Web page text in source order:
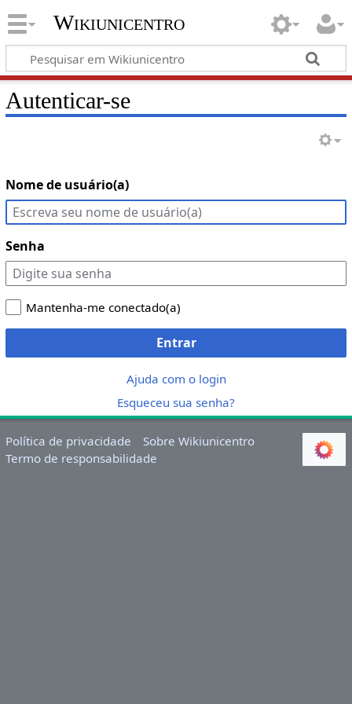
Wikiunicentro
Autenticar-se
Nome de usuário(a)
Senha
Mantenha-me conectado(a)
Entrar
Ajuda com o login
Esqueceu sua senha?
Política de privacidade
Sobre Wikiunicentro
Termo de responsabilidade